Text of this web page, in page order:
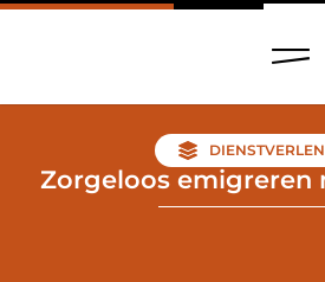
Zorgeloos emigreren